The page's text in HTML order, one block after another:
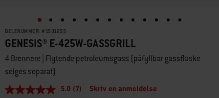
DELENUMMER: # 1501255
GENESIS® E-425W-GASSGRILL
4 Brennere | Flytende petroleumsgass (påfyllbar gassflaske
selges separat)
5.0
5.0 (7) Skriv en anmeldelse